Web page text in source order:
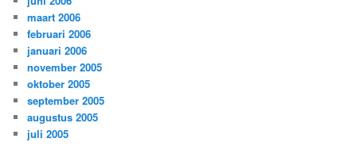
maart 2006
februari 2006
januari 2006
november 2005
oktober 2005
september 2005
augustus 2005
juli 2005